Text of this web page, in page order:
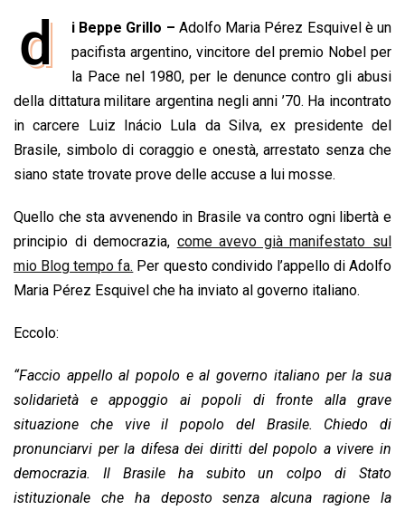
e
o
o
k
a
t
s
A
p
p
n
k
e
d
I
n
r
e
a
d
s
a
i
l
p
y
L
i
n
k
i
n
t
d i Beppe Grillo – Adolfo Maria Pérez Esquivel è un
pacifista argentino, vincitore del premio Nobel per
la Pace nel 1980, per le denunce contro gli abusi
della dittatura militare argentina negli anni ’70. Ha incontrato
in carcere Luiz Inácio Lula da Silva, ex presidente del
Brasile, simbolo di coraggio e onestà, arrestato senza che
siano state trovate prove delle accuse a lui mosse.
Quello che sta avvenendo in Brasile va contro ogni libertà e
principio di democrazia, come avevo già manifestato sul
mio Blog tempo fa. Per questo condivido l’appello di Adolfo
Maria Pérez Esquivel che ha inviato al governo italiano.
Eccolo:
“Faccio appello al popolo e al governo italiano per la sua
solidarietà e appoggio ai popoli di fronte alla grave
situazione che vive il popolo del Brasile. Chiedo di
pronunciarvi per la difesa dei diritti del popolo a vivere in
democrazia. Il Brasile ha subito un colpo di Stato
istituzionale che ha deposto senza alcuna ragione la